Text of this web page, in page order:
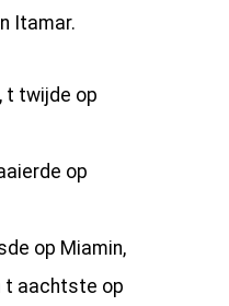
Itamar.
t twijde op
op
op Miamin,
t aachtste op